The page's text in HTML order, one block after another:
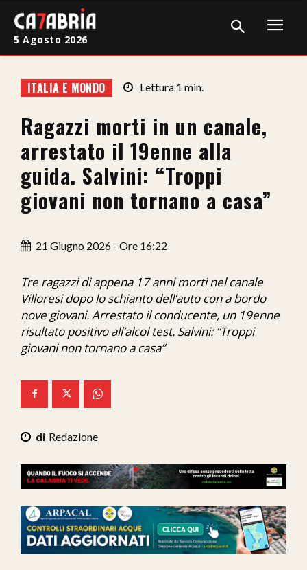
Cronaca
Giudiziaria
Politica
Sport
Sanità
Economia
Ita-Mondo
C7 Play
We Calabria
Mix Zone
5 Agosto 2026
ITALIA E MONDO Lettura 1 min.
Ragazzi morti in un canale,
arrestato il 19enne alla
guida. Salvini: “Troppi
giovani non tornano a casa”
21 Giugno 2026 - Ore 16:22
Tre ragazzi di appena 17 anni morti nel canale
Villoresi dopo lo schianto dell’auto con a bordo
nove giovani. Arrestato il conducente, un 19enne
risultato positivo all’alcol test. Salvini: “Troppi
giovani non tornano a casa”
Redazione